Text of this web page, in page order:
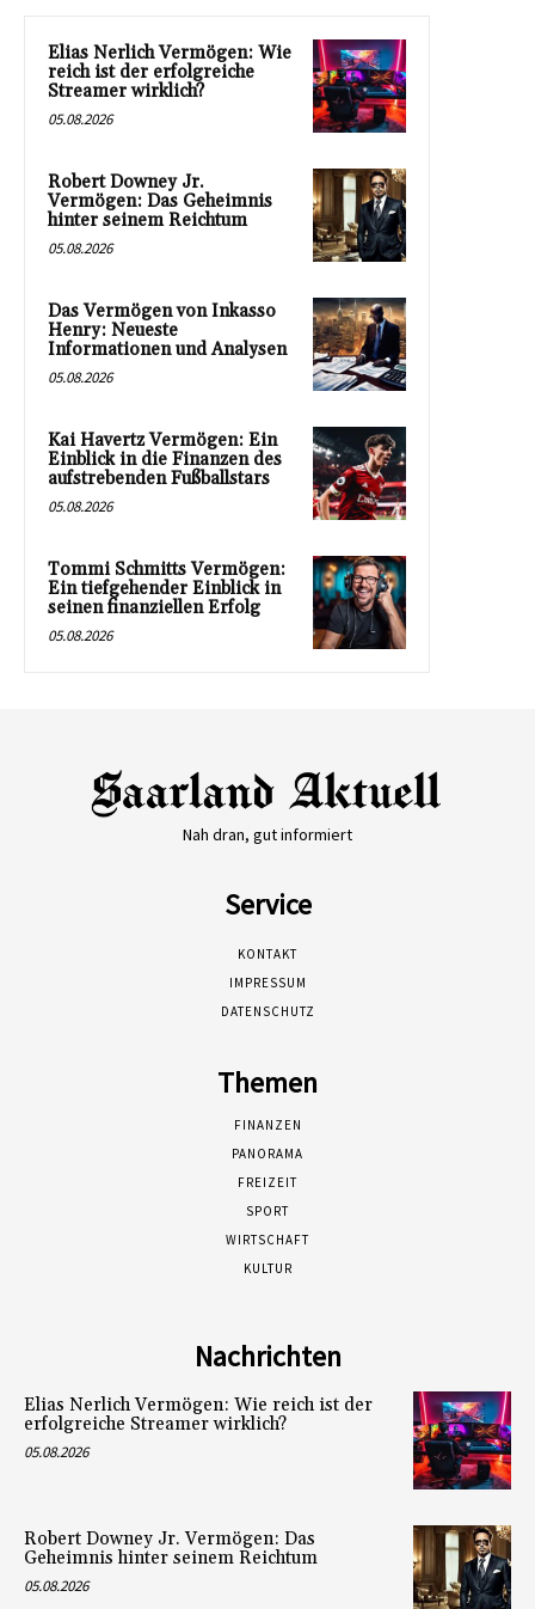
Elias Nerlich Vermögen: Wie
reich ist der erfolgreiche
Streamer wirklich?
05.08.2026
Robert Downey Jr.
Vermögen: Das Geheimnis
hinter seinem Reichtum
05.08.2026
Das Vermögen von Inkasso
Henry: Neueste
Informationen und Analysen
05.08.2026
Kai Havertz Vermögen: Ein
Einblick in die Finanzen des
aufstrebenden Fußballstars
05.08.2026
Tommi Schmitts Vermögen:
Ein tiefgehender Einblick in
seinen finanziellen Erfolg
05.08.2026
Nah dran, gut informiert
Service
KONTAKT
IMPRESSUM
DATENSCHUTZ
Themen
FINANZEN
PANORAMA
FREIZEIT
SPORT
WIRTSCHAFT
KULTUR
Nachrichten
Elias Nerlich Vermögen: Wie reich ist der
erfolgreiche Streamer wirklich?
05.08.2026
Robert Downey Jr. Vermögen: Das
Geheimnis hinter seinem Reichtum
05.08.2026